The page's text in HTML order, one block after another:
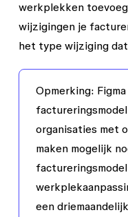
werkplekken
wijzigingen je
het type wijziging
Opmerking:
organisaties met
maken mogelijk
een